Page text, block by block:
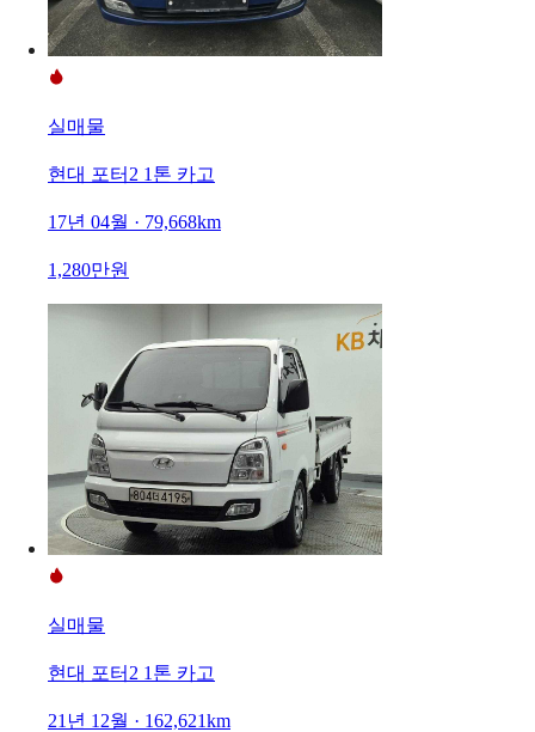
실매물
현대 포터2 1톤 카고
17년 04월 · 79,668km
1,280만원
실매물
현대 포터2 1톤 카고
21년 12월 · 162,621km